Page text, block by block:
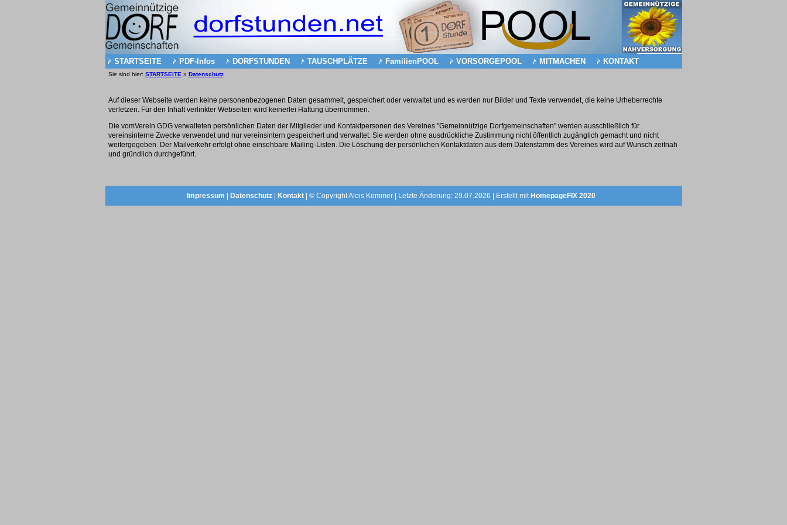
STARTSEITE PDF-Infos DORFSTUNDEN TAUSCHPLÄTZE FamilienPOOL VORSORGEPOOL MITMACHEN KONTAKT
Sie sind hier: STARTSEITE» Datenschutz
Auf dieser Webseite werden keine personenbezogenen Daten gesammelt, gespeichert oder verwaltet und es werden nur Bilder und Texte verwendet, die keine Urheberrechte
verletzen. Für den Inhalt verlinkter Webseiten wird keinerlei Haftung übernommen.
Die vomVerein GDG verwalteten persönlichen Daten der Mitglieder und Kontaktpersonen des Vereines "Gemeinnützige Dorfgemeinschaften" werden ausschließlich für
vereinsinterne Zwecke verwendet und nur vereinsintern gespeichert und verwaltet. Sie werden ohne ausdrückliche Zustimmung nicht öffentlich zugänglich gemacht und nicht
weitergegeben. Der Mailverkehr erfolgt ohne einsehbare Mailing-Listen. Die Löschung der persönlichen Kontaktdaten aus dem Datenstamm des Vereines wird auf Wunsch zeitnah
und gründlich durchgeführt.
Impressum Datenschutz| Kontakt| © Copyright Alois Kemmer | Letzte Änderung: 29.07.2026 | Erstellt mit HomepageFIX 2020